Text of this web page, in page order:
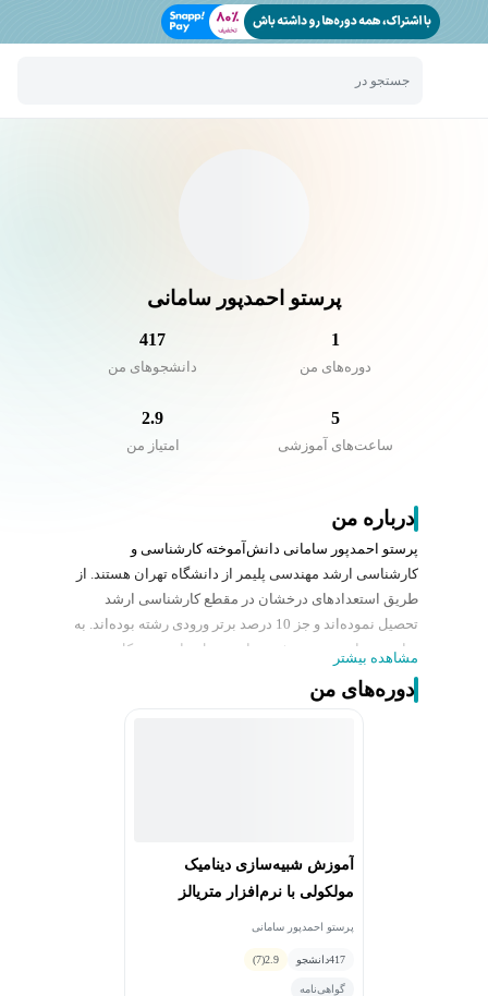
جستجو در
پرستو احمدپور سامانی
1
دوره‌های من
417
دانشجو‌های من
5
ساعت‌های آموزشی
2.9
امتیاز من
درباره من
پرستو احمدپور سامانی دانش‌آموخته کارشناسی و
کارشناسی‌ ارشد مهندسی پلیمر از دانشگاه تهران هستند. از
طریق استعداد‌های درخشان در مقطع کارشناسی ارشد
تحصیل نموده‌اند و جز 10 درصد برتر ورودی رشته بوده‌اند. به
مباحث برنامه‌نویسی، شبیه‌سازی، مدل‌سازی و در کل به هر
آنچه که با کمک علم کامپیوتر بتوان تحولی در کارهای
آزمایشگاهی انجام داد علاقه‌مند هستند و تا حدودی به
مشاهده بیشتر
دوره‌های من
آموزش شبیه‌سازی دینامیک
مولکولی با نرم‌افزار متریالز
استادیو
پرستو احمدپور سامانی
417دانشجو 2.9
(7)
گواهی‌نامه